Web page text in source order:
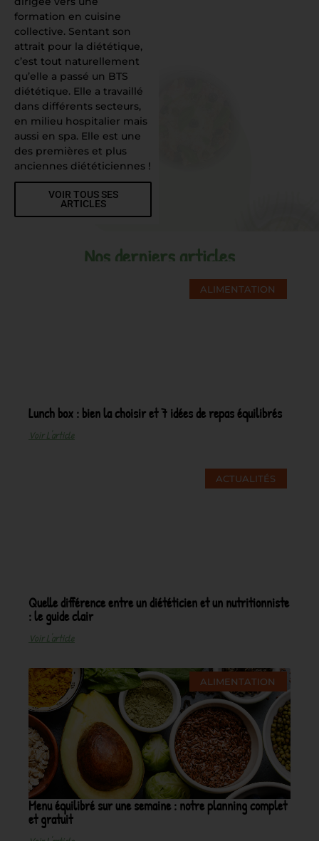
formation en cuisine
collective. Sentant son
attrait pour la diététique,
c’est tout naturellement
qu’elle a passé un BTS
diététique. Elle a travaillé
dans différents secteurs,
en milieu hospitalier mais
aussi en spa. Elle est une
des premières et plus
anciennes diététiciennes !
VOIR TOUS SES
ARTICLES
Nos derniers articles
ALIMENTATION
Lunch box : bien la choisir et 7 idées de repas équilibrés
Voir L'article
ACTUALITÉS
Quelle différence entre un diététicien et un nutritionniste
: le guide clair
Voir L'article
ALIMENTATION
Menu équilibré sur une semaine : notre planning complet
et gratuit